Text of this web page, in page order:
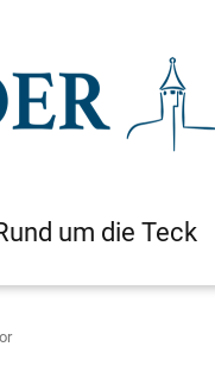
um die Teck